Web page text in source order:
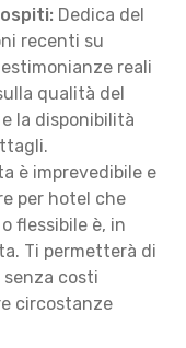
Dedica del
recenti su
reali
qualità del
la disponibilità
è imprevedibile e
per hotel che
flessibile è, in
Ti permetterà di
costi
circostanze